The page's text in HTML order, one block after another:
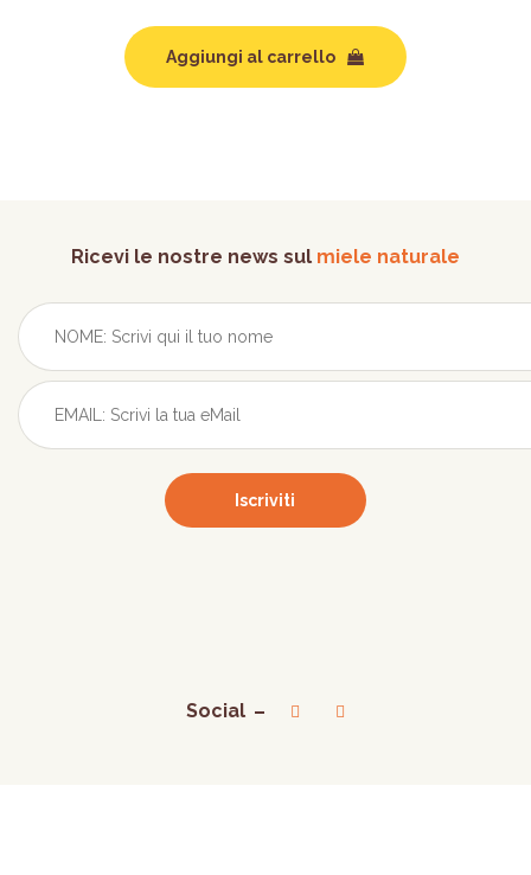
Aggiungi al carrello
Ricevi le nostre news sul miele naturale
Social